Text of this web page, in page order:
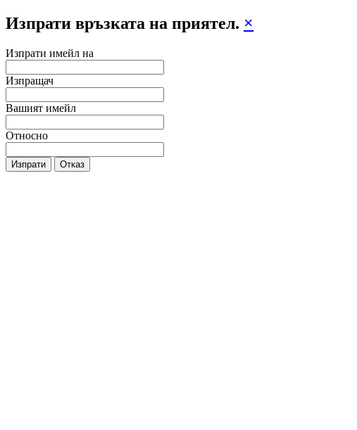
Изпрати връзката на приятел. ×
Изпрати имейл на
Изпращач
Вашият имейл
Относно
Изпрати Отказ